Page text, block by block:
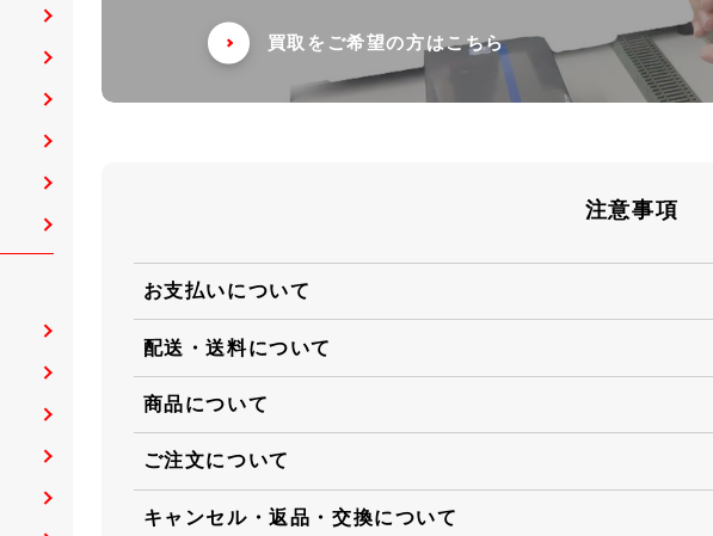
買取をご希望の方はこちら
注意事項
お支払いについて
配送・送料について
商品について
ご注文について
キャンセル・返品・交換について